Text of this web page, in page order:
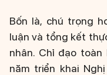
Bốn là, chú trọng
luận và tổng kết
nhân. Chỉ đạo
năm triển khai